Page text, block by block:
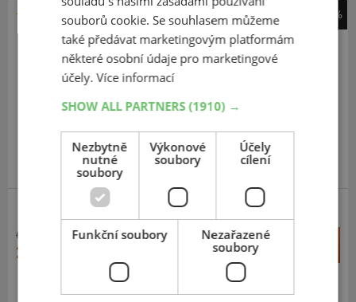
-55%
Nexen
N*Fera SU1
255 40
PRÉMIOVÁ KVALITA
6 492 Kč
2 894 Kč
+
–
Expedujeme do 2 dnů
souborů cookie. Se souhlasem můžeme
také předávat marketingovým platformám
některé osobní údaje pro marketingové
účely.Více informací
SHOW ALL PARTNERS(1910) →
Nezbytně
nutné
soubory
Výkonové
soubory
Účely
cílení
Funkční soubory
Nezařazené
soubory